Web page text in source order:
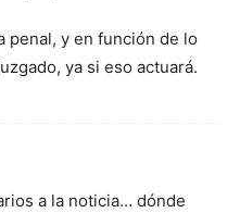
penal, y en función de lo
ya si eso actuará.
a la noticia… dónde